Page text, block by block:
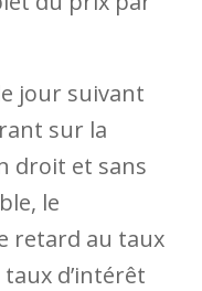
jour suivant
sur la
droit et sans
le
retard au taux
d’intérêt